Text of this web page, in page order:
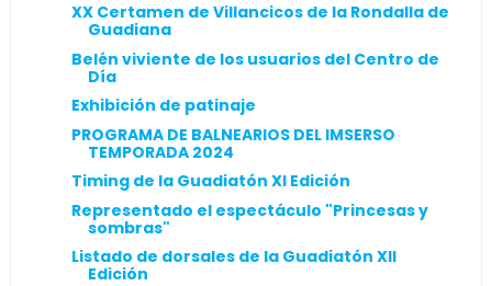
XX Certamen de Villancicos de la Rondalla de
Guadiana
Belén viviente de los usuarios del Centro de
Día
Exhibición de patinaje
PROGRAMA DE BALNEARIOS DEL IMSERSO
TEMPORADA 2024
Timing de la Guadiatón XI Edición
Representado el espectáculo "Princesas y
sombras"
Listado de dorsales de la Guadiatón XII
Edición